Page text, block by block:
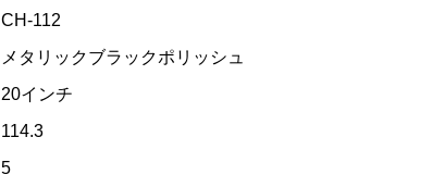
CH-112
メタリックブラックポリッシュ
20インチ
114.3
5